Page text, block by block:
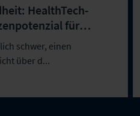
HealthTech-
für
schwer, einen
über d...